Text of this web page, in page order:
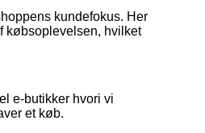
kundefokus. Her
købsoplevelsen, hvilket
e-butikker hvori vi
et køb.